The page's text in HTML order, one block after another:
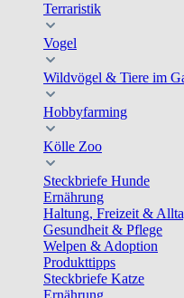
Terraristik
Vogel
Wildvögel & Tiere im
Hobbyfarming
Kölle Zoo
Steckbriefe Hunde
Ernährung
Haltung, Freizeit &
Gesundheit & Pflege
Welpen & Adoption
Produkttipps
Steckbriefe Katze
Ernährung